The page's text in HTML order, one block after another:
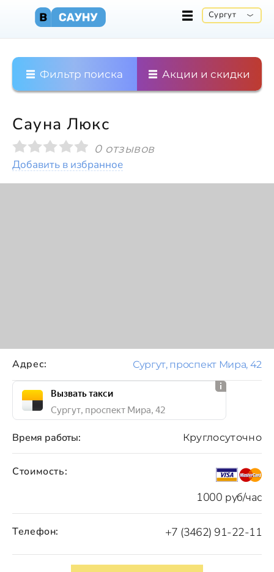
Сургут
Фильтр поиска Акции и скидки
Сауна Люкс
0 отзывов
Добавить в избранное
Стоимость:
1000 руб/час
Время работы: Круглосуточно
Телефон: +7 (3462) 91-22-11
Адрес: Сургут, проспект Мира, 42
Вызвать такси
Сургут, проспект Мира, 42